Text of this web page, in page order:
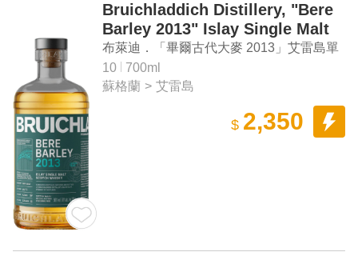
Bruichladdich Distillery, "Bere
Barley 2013" Islay Single Malt
Scotch Whisky
布萊迪．「畢爾古代大麥 2013」艾雷島單
一麥芽蘇格蘭威士忌
10
700ml
蘇格蘭 > 艾雷島
$ 2,350